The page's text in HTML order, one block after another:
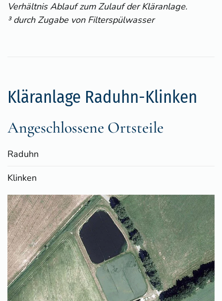
Verhältnis Ablauf zum Zulauf der Kläranlage.
³ durch Zugabe von Filterspülwasser
Kläranlage Raduhn-Klinken
Angeschlossene Ortsteile
Raduhn
Klinken